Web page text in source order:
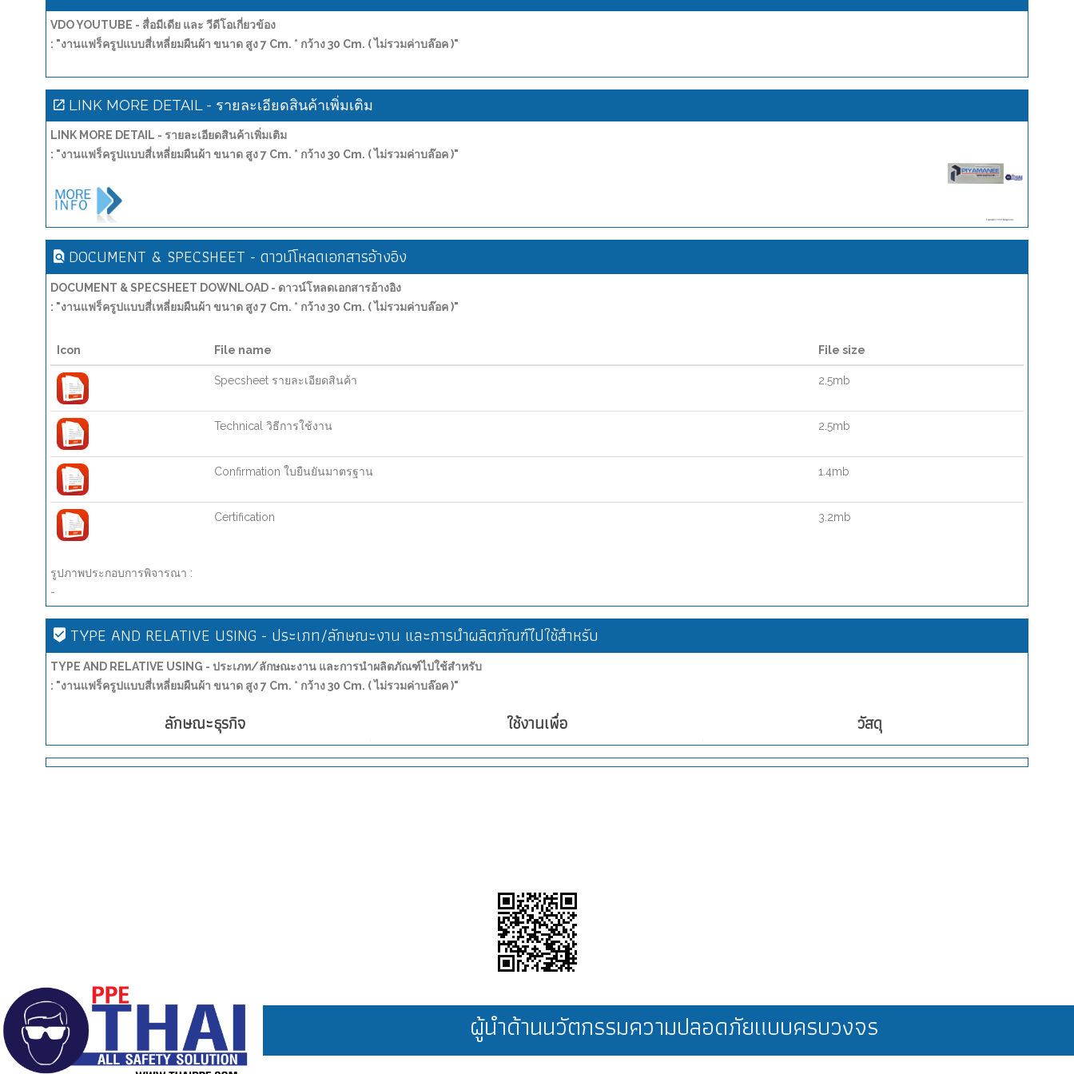
VDO YOUTUBE - สื่อมีเดีย และ วีดีโอเกี่ยวข้อง
: "งานแฟร็ครูปแบบสี่เหลี่ยมผืนผ้า ขนาด สูง 7 Cm. * กว้าง 30 Cm. ( ไม่รวมค่าบล๊อค )"
LINK MORE DETAIL - รายละเอียดสินค้าเพิ่มเติม
LINK MORE DETAIL - รายละเอียดสินค้าเพิ่มเติม
: "งานแฟร็ครูปแบบสี่เหลี่ยมผืนผ้า ขนาด สูง 7 Cm. * กว้าง 30 Cm. ( ไม่รวมค่าบล๊อค )"
DOCUMENT & SPECSHEET - ดาวน์โหลดเอกสารอ้างอิง
DOCUMENT & SPECSHEET DOWNLOAD - ดาวน์โหลดเอกสารอ้างอิง
: "งานแฟร็ครูปแบบสี่เหลี่ยมผืนผ้า ขนาด สูง 7 Cm. * กว้าง 30 Cm. ( ไม่รวมค่าบล๊อค )"
Icon File name File size
Specsheet รายละเอียดสินค้า 2.5mb
Technical วิธีการใช้งาน 2.5mb
Confirmation ใบยืนยันมาตรฐาน 1.4mb
Certification 3.2mb
รูปภาพประกอบการพิจารณา :
-
TYPE AND RELATIVE USING - ประเภท/ลักษณะงาน และการนำผลิตภัณฑ์ไปใช้สำหรับ
TYPE AND RELATIVE USING - ประเภท/ลักษณะงาน และการนำผลิตภัณฑ์ไปใช้สำหรับ
: "งานแฟร็ครูปแบบสี่เหลี่ยมผืนผ้า ขนาด สูง 7 Cm. * กว้าง 30 Cm. ( ไม่รวมค่าบล๊อค )"
ลักษณะธุรกิจ ใช้งานเพื่อ วัสดุ
ผู้นำด้านนวัตกรรมความปลอดภัยแบบครบวงจร